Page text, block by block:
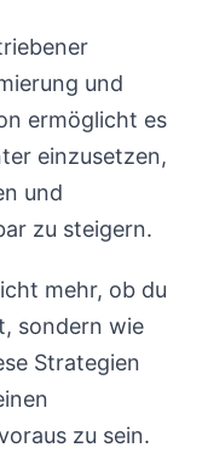
und
ermöglicht es
einzusetzen,
und
zu steigern.
mehr, ob du
sondern wie
Strategien
zu sein.